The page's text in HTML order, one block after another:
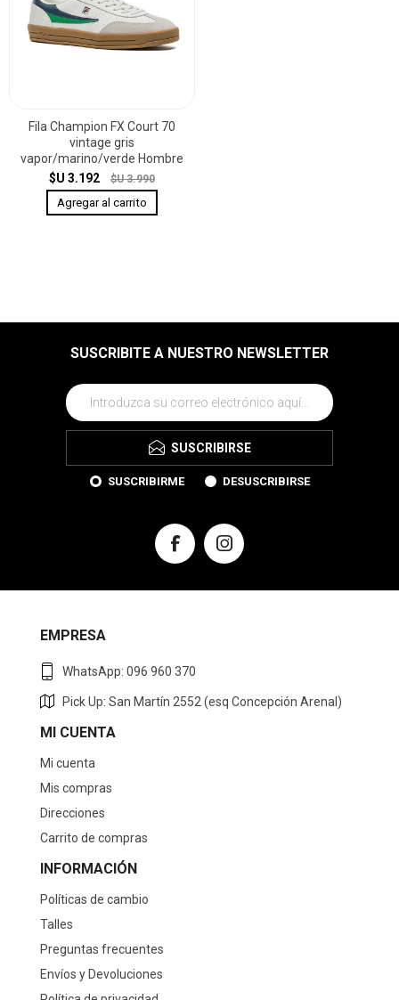
Fila Champion FX Court 70
vintage gris
vapor/marino/verde Hombre
$U 3.192
$U 3.990
SUSCRIBITE A NUESTRO NEWSLETTER
SUSCRIBIRSE
SUSCRIBIRME DESUSCRIBIRSE
EMPRESA
WhatsApp: 096 960 370
Pick Up: San Martín 2552 (esq Concepción Arenal)
MI CUENTA
Mi cuenta
Mis compras
Direcciones
Carrito de compras
INFORMACIÓN
Políticas de cambio
Talles
Preguntas frecuentes
Envíos y Devoluciones